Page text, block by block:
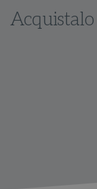
Acquistalo